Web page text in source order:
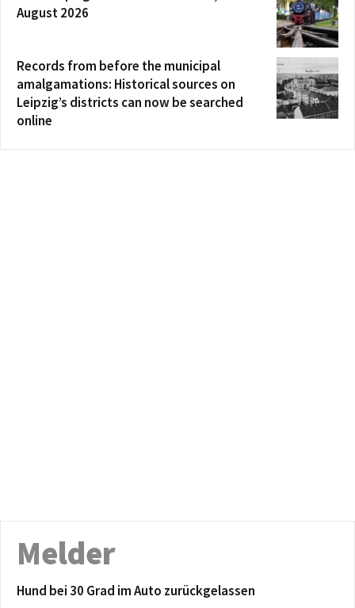
August 2026
Records from before the municipal
amalgamations: Historical sources on
Leipzig’s districts can now be searched
online
Melder
Hund bei 30 Grad im Auto zurückgelassen